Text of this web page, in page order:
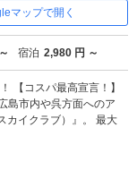
マップで開く
宿泊 2,980 円 ～
【コスパ最高宣言！】
島市内や呉方面へのア
カイクラブ）』。 最大